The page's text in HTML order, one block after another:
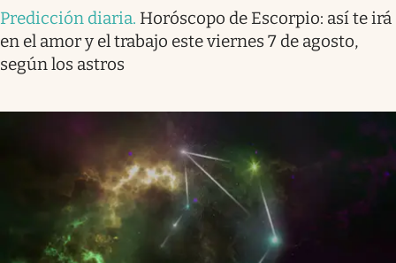
Predicción diaria. Horóscopo de Escorpio: así te irá
en el amor y el trabajo este viernes 7 de agosto,
según los astros